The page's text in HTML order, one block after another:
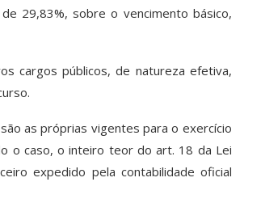
29,83%, sobre o vencimento básico,
cargos públicos, de natureza efetiva,
as próprias vigentes para o exercício
o caso, o inteiro teor do art. 18 da Lei
expedido pela contabilidade oficial